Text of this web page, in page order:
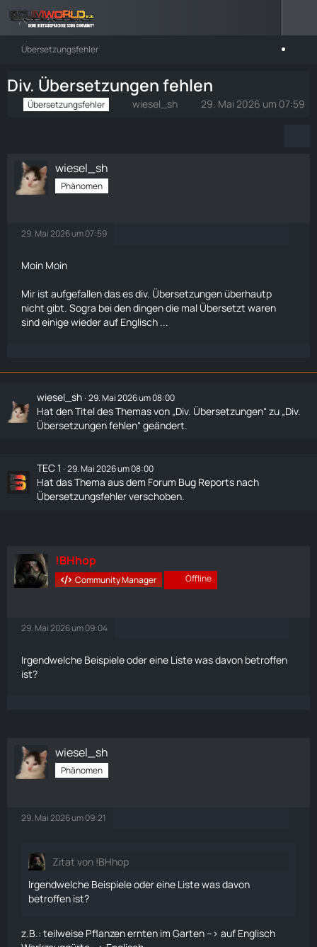
Übersetzungsfehler
Div. Übersetzungen fehlen
Übersetzungsfehler wiesel_sh 29. Mai 2026 um 07:59
wiesel_sh
Phänomen
29. Mai 2026 um 07:59
Moin Moin
Mir ist aufgefallen das es div. Übersetzungen überhautp
nicht gibt. Sogra bei den dingen die mal Übersetzt waren
sind einige wieder auf Englisch ...
wiesel_sh 29. Mai 2026 um 08:00
Hat den Titel des Themas von „Div. Übersetzungen“ zu „Div.
Übersetzungen fehlen“ geändert.
TEC 1 29. Mai 2026 um 08:00
Hat das Thema aus dem Forum Bug Reports nach
Übersetzungsfehlerverschoben.
!BHhop
Community Manager Offline
29. Mai 2026 um 09:04
Irgendwelche Beispiele oder eine Liste was davon betroffen
ist?
wiesel_sh
Phänomen
29. Mai 2026 um 09:21
Zitat von !BHhop
Irgendwelche Beispiele oder eine Liste was davon
betroffen ist?
z.B.: teilweise Pflanzenernten im Garten--> auf Englisch